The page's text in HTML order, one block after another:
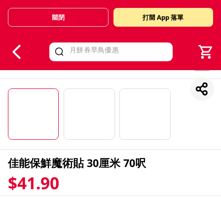
Valid Until 30 June 2026
關閉 打開 App 落單
佳能保鮮魔術貼 30厘米 70呎
$41.90